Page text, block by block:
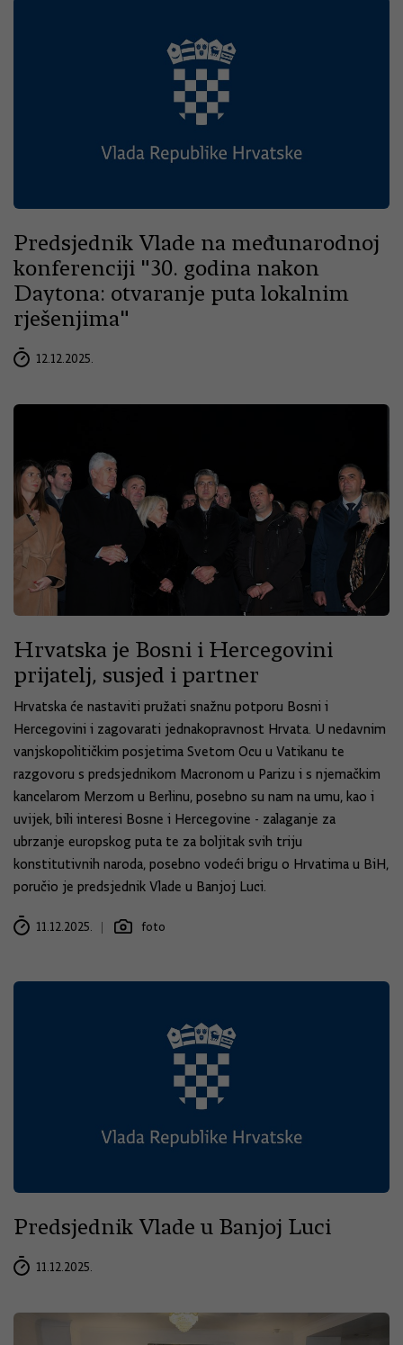
Predsjednik Vlade na međunarodnoj
konferenciji "30. godina nakon
Daytona: otvaranje puta lokalnim
rješenjima"
12.12.2025.
Hrvatska je Bosni i Hercegovini
prijatelj, susjed i partner
Hrvatska će nastaviti pružati snažnu potporu Bosni i
Hercegovini i zagovarati jednakopravnost Hrvata. U nedavnim
vanjskopolitičkim posjetima Svetom Ocu u Vatikanu te
razgovoru s predsjednikom Macronom u Parizu i s njemačkim
kancelarom Merzom u Berlinu, posebno su nam na umu, kao i
uvijek, bili interesi Bosne i Hercegovine - zalaganje za
ubrzanje europskog puta te za boljitak svih triju
konstitutivnih naroda, posebno vodeći brigu o Hrvatima u BiH,
poručio je predsjednik Vlade u Banjoj Luci.
11.12.2025. foto
Predsjednik Vlade u Banjoj Luci
11.12.2025.